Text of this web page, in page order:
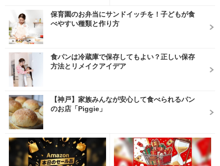
保育園のお弁当にサンドイッチを！子どもが食
べやすい種類と作り方
食パンは冷蔵庫で保存してもよい？正しい保存
方法とリメイクアイデア
【神戸】家族みんなが安心して食べられるパン
のお店「Piggie」